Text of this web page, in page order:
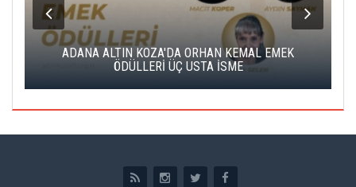
ADANA ALTIN KOZA'DA ORHAN KEMAL EMEK
ÖDÜLLERİ ÜÇ USTA İSME